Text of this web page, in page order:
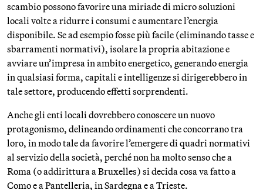
scambio possono favorire una miriade di micro soluzioni
locali volte a ridurre i consumi e aumentare l’energia
disponibile. Se ad esempio fosse più facile (eliminando tasse e
sbarramenti normativi), isolare la propria abitazione e
avviare un’impresa in ambito energetico, generando energia
in qualsiasi forma, capitali e intelligenze si dirigerebbero in
tale settore, producendo effetti sorprendenti.
Anche gli enti locali dovrebbero conoscere un nuovo
protagonismo, delineando ordinamenti che concorrano tra
loro, in modo tale da favorire l’emergere di quadri normativi
al servizio della società, perché non ha molto senso che a
Roma (o addirittura a Bruxelles) si decida cosa va fatto a
Como e a Pantelleria, in Sardegna e a Trieste.